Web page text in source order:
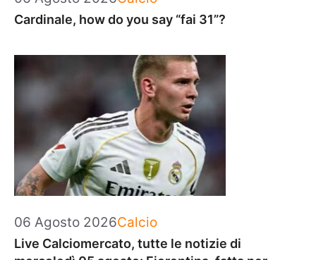
Cardinale, how do you say “fai 31”?
06 Agosto 2026Categorie
Calcio
Live Calciomercato, tutte le notizie di